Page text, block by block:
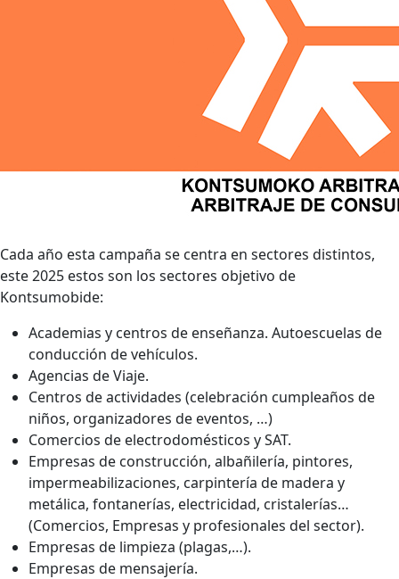
Cada año esta campaña se centra en sectores distintos,
este 2025 estos son los sectores objetivo de
Kontsumobide:
Academias y centros de enseñanza. Autoescuelas de
conducción de vehículos.
Agencias de Viaje.
Centros de actividades (celebración cumpleaños de
niños, organizadores de eventos, …)
Comercios de electrodomésticos y SAT.
Empresas de construcción, albañilería, pintores,
impermeabilizaciones, carpintería de madera y
metálica, fontanerías, electricidad, cristalerías…
(Comercios, Empresas y profesionales del sector).
Empresas de limpieza (plagas,…).
Empresas de mensajería.